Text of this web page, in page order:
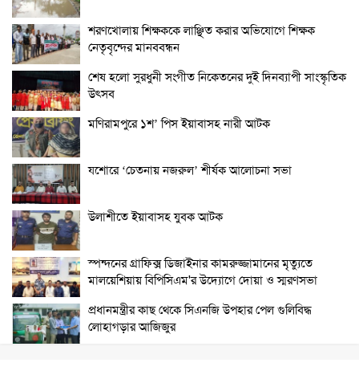
শরণখোলায় শিক্ষককে লাঞ্ছিত করার অভিযোগে শিক্ষক
নেতৃবৃন্দের মানববন্ধন
শেষ হলো সুরধুনী সংগীত নিকেতনের দুই দিনব্যাপী সাংস্কৃতিক
উৎসব
মণিরামপুরে ১শ’ পিস ইয়াবাসহ নারী আটক
যশোরে ‘চেতনায় নজরুল’ শীর্ষক আলোচনা সভা
উলাশীতে ইয়াবাসহ যুবক আটক
স্পন্দনের গ্রাফিক্স ডিজাইনার কামরুজ্জামানের মৃত্যুতে
মালয়েশিয়ায় বিপিসিএম'র উদ্যোগে দোয়া ও স্মরণসভা
প্রধানমন্ত্রীর কাছ থেকে সিএনজি উপহার পেল গুলিবিদ্ধ
লোহাগড়ার আজিজুর